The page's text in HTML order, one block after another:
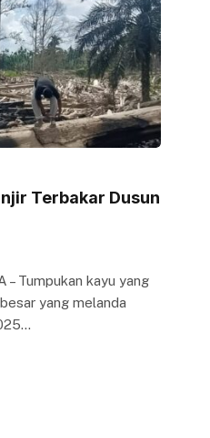
Terbakar Dusun
– Tumpukan kayu yang
yang melanda